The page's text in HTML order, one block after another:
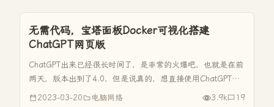
无需代码，宝塔面板Docker可视化搭建
ChatGPT网页版
ChatGPT出来已经很长时间了，是非常的火爆吧，也就是在前
两天，版本出到了4.0，但是说真的，想直接使用ChatGPT还
真的有一定的难度，一是需要科学上网，另外就是4.0版好像
2023-03-20 电脑网络 3.9k 19